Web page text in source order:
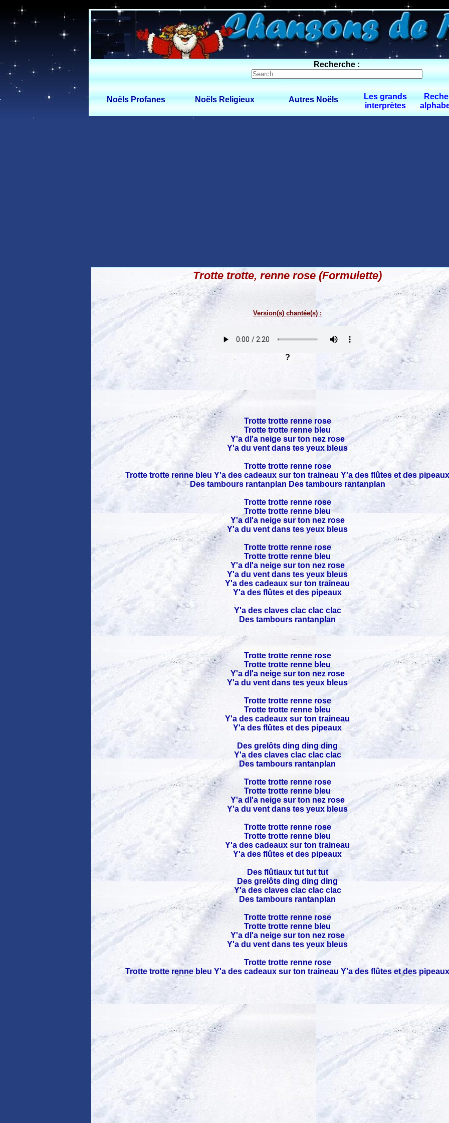
0 $limitbot 1 $limittot 2
Recherche :
Noëls Profanes Noëls Religieux Autres Noëls
Les grands
interprètes
Trotte trotte, renne rose (Formulette)
Version(s) chantée(s) :
?
Trotte trotte renne rose
Trotte trotte renne bleu
Y'a dl'a neige sur ton nez rose
Y'a du vent dans tes yeux bleus
Trotte trotte renne rose
Trotte trotte renne bleu Y'a des cadeaux sur ton traineau Y'a des flûtes et des pipeaux
Des tambours rantanplan Des tambours rantanplan
Trotte trotte renne rose
Trotte trotte renne bleu
Y'a dl'a neige sur ton nez rose
Y'a du vent dans tes yeux bleus
Trotte trotte renne rose
Trotte trotte renne bleu
Y'a dl'a neige sur ton nez rose
Y'a du vent dans tes yeux bleus
Y'a des cadeaux sur ton traineau
Y'a des flûtes et des pipeaux
Y'a des claves clac clac clac
Des tambours rantanplan
Trotte trotte renne rose
Trotte trotte renne bleu
Y'a dl'a neige sur ton nez rose
Y'a du vent dans tes yeux bleus
Trotte trotte renne rose
Trotte trotte renne bleu
Y'a des cadeaux sur ton traineau
Y'a des flûtes et des pipeaux
Des grelôts ding ding ding
Y'a des claves clac clac clac
Des tambours rantanplan
Trotte trotte renne rose
Trotte trotte renne bleu
Y'a dl'a neige sur ton nez rose
Y'a du vent dans tes yeux bleus
Trotte trotte renne rose
Trotte trotte renne bleu
Y'a des cadeaux sur ton traineau
Y'a des flûtes et des pipeaux
Des flûtiaux tut tut tut
Des grelôts ding ding ding
Y'a des claves clac clac clac
Des tambours rantanplan
Trotte trotte renne rose
Trotte trotte renne bleu
Y'a dl'a neige sur ton nez rose
Y'a du vent dans tes yeux bleus
Trotte trotte renne rose
Trotte trotte renne bleu Y'a des cadeaux sur ton traineau Y'a des flûtes et des pipeaux